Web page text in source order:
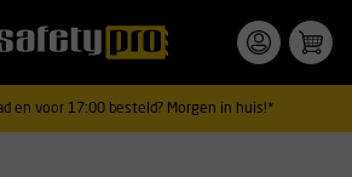
en voor 17:00 besteld? Morgen in huis!*